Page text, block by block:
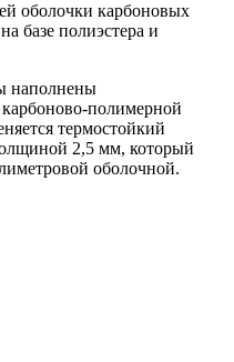
оболочки карбоновых
базе полиэстера и
наполнены
полимерной
термостойкий
2,5 мм, который
оболочной.